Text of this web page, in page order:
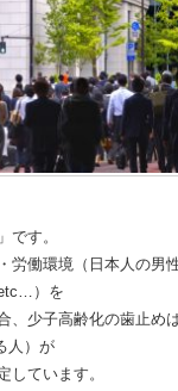
です。
労働環境（日本人の男
）を
、少子高齢化の歯止め
人）が
しています。